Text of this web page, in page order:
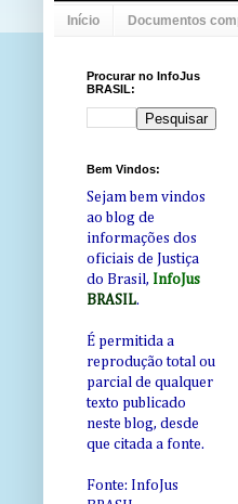
Início Documentos
Procurar no InfoJus
BRASIL:
Bem Vindos:
Sejam bem vindos
ao blog de
informações dos
oficiais de Justiça
do Brasil, InfoJus
BRASIL.
É permitida a
reprodução total ou
parcial de qualquer
texto publicado
neste blog, desde
que citada a fonte.
Fonte: InfoJus